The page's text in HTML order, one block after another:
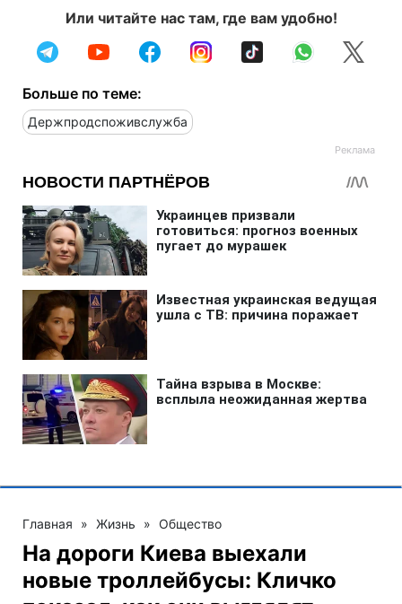
Или читайте нас там, где вам удобно!
Больше по теме:
Держпродспоживслужба
Главная » Жизнь » Общество
На дороги Киева выехали
новые троллейбусы: Кличко